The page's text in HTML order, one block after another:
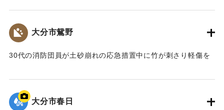
｜固有コード:00857028
大分市鴛野
30代の消防団員が土砂崩れの応急措置中に竹が刺さり軽傷を
｜固有コード:
大分市春日